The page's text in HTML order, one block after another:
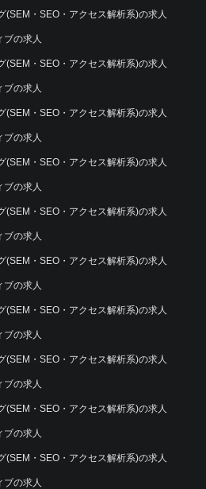
(SEM・SEO・アクセス解析系)の求人
ブの求人
(SEM・SEO・アクセス解析系)の求人
ブの求人
(SEM・SEO・アクセス解析系)の求人
ブの求人
(SEM・SEO・アクセス解析系)の求人
ブの求人
(SEM・SEO・アクセス解析系)の求人
ブの求人
(SEM・SEO・アクセス解析系)の求人
ブの求人
(SEM・SEO・アクセス解析系)の求人
ブの求人
(SEM・SEO・アクセス解析系)の求人
ブの求人
(SEM・SEO・アクセス解析系)の求人
ブの求人
(SEM・SEO・アクセス解析系)の求人
ブの求人